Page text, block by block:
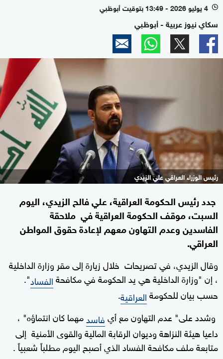
l 4 يوليو 2026 - 13:49 بتوقيت أبوظبي
سكاي نيوز عربية - أبوظبي
رئيس الوزراء العراقي علي الزيدي
جدد رئيس الحكومة العراقية، علي فالح الزيدي، اليوم
السبت، موقف الحكومة العراقية في ملاحقة
الفاسدين وعدم التهاون معهم لإعادة حقوق المواطن
العراقي.
وقال الزيدي، في تصريحات خلال زيارة إلى مقر وزارة الداخلية
، إن "وزارة الداخلية هي يد الحكومة في مكافحةالفساد".
حسب بيان للحكومةالعراقية.
وشدد على" عدم التهاون مع أيفاسدمهما كان انتماؤه" ،
داعيا هيئة النزاهة وديوان الرقابة المالية والقوى الأمنية إلى
متابعة ملف مكافحة الفساد الذي أصبح اليوم مطلباً شعبياً .